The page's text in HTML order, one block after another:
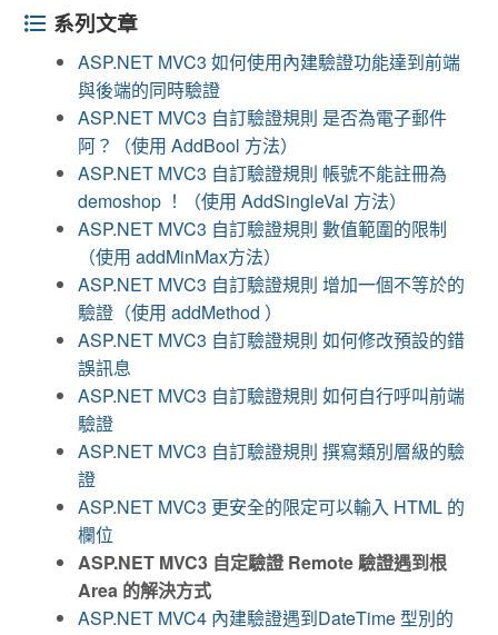
系列文章
ASP.NET MVC3 如何使用內建驗證功能達到前端
與後端的同時驗證
ASP.NET MVC3 自訂驗證規則 是否為電子郵件
阿？（使用 AddBool 方法）
ASP.NET MVC3 自訂驗證規則 帳號不能註冊為
demoshop ！（使用 AddSingleVal 方法）
ASP.NET MVC3 自訂驗證規則 數值範圍的限制
（使用 addMinMax方法）
ASP.NET MVC3 自訂驗證規則 增加一個不等於的
驗證（使用 addMethod ）
ASP.NET MVC3 自訂驗證規則 如何修改預設的錯
誤訊息
ASP.NET MVC3 自訂驗證規則 如何自行呼叫前端
驗證
ASP.NET MVC3 自訂驗證規則 撰寫類別層級的驗
證
ASP.NET MVC3 更安全的限定可以輸入 HTML 的
欄位
ASP.NET MVC3 自定驗證 Remote 驗證遇到根
Area 的解決方式
ASP.NET MVC4 內建驗證遇到DateTime 型別的